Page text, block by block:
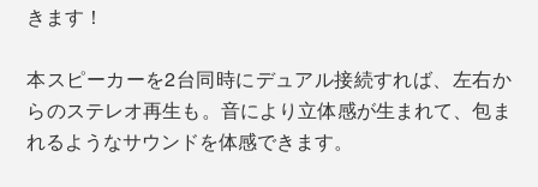
きます！
本スピーカーを2台同時にデュアル接続すれば、左右か
らのステレオ再生も。音により立体感が生まれて、包ま
れるようなサウンドを体感できます。